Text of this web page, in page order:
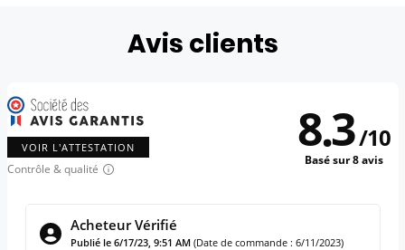
Avis clients
VOIR L'ATTESTATION
Contrôle & qualité
8.3/10
Basé sur 8 avis
Acheteur Vérifié
Publié le 6/17/23, 9:51 AM (Date de commande : 6/11/2023)